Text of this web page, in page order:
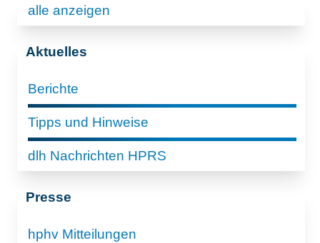
alle anzeigen
Aktuelles
Berichte
Tipps und Hinweise
dlh Nachrichten HPRS
Presse
hphv Mitteilungen